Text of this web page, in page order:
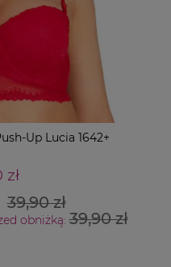
Up Lucia 1642+
39,90 zł
obniżką:39,90 zł